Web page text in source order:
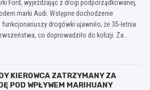
Ford, wyjeżdżając z drogi podporządkowanej,
marki Audi. Wstępne dochodzenie
drogówki ujawniło, że 35-letnia
co doprowadziło do kolizji. Za…
KIEROWCA ZATRZYMANY ZA
POD WPŁYWEM MARIHUANY